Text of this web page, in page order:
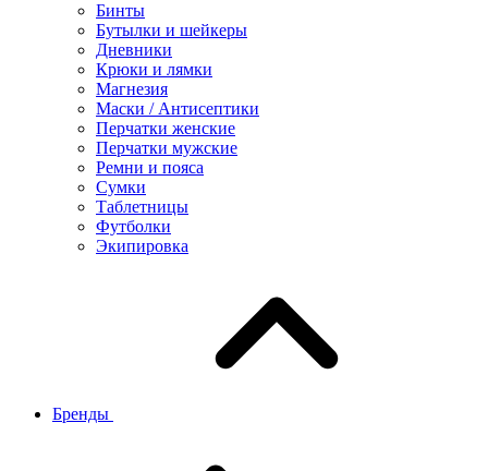
Бинты
Бутылки и шейкеры
Дневники
Крюки и лямки
Магнезия
Маски / Антисептики
Перчатки женские
Перчатки мужские
Ремни и пояса
Сумки
Таблетницы
Футболки
Экипировка
Бренды